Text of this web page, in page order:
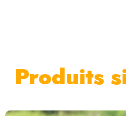
Produits